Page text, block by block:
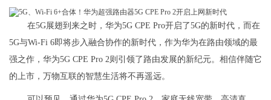
在5G展翅到来之时，华为5G CPE Pro开启了5G的新时代，而在
5G与Wi-Fi 6即将步入融合协作的新时代，作为华为在路由领域的最
强之作，华为5G CPE Pro 2则引领了路由发展的新纪元。相信伴随它
的上市，万物互联的智慧生活将不再遥远。